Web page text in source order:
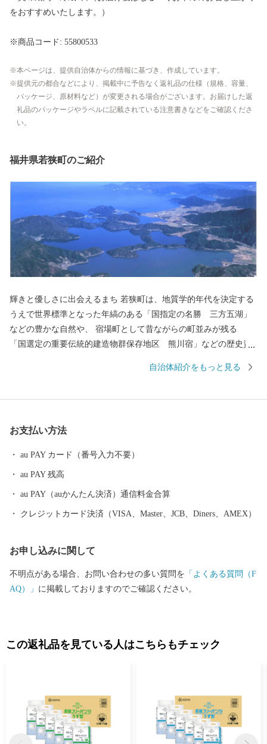
をおすすめいたします。）
※商品コード: 55800533
本ページは、提供自治体からの情報に基づき、作成しています。
提供元の都合などにより、掲載中に予告なく返礼品の仕様（規格、容量、
パッケージ、原材料など）が変更される場合がございます。お届けした返
礼品のパッケージやラベルに記載されている注意書きなどをご確認くださ
い。
福井県若狭町のご紹介
輝きと優しさに出会えるまち 若狭町は、地質学的年代を決定する
うえで世界標準となった年縞のある「国指定の名勝 三方五湖」
などの豊かな自然や、 宿場町として昔ながらの町並みが残る
「国選定の重要伝統的建造物群保存地区 熊川宿」などの歴史資
然・歴史の保全と活用に取り組むために、若狭町に想いを寄せて
自治体紹介をもっと見る
お支払い方法
au PAY カード（番号入力不要）
au PAY 残高
au PAY（auかんたん決済）通信料金合算
クレジットカード決済（VISA、Master、JCB、Diners、AMEX）
お申し込みに関して
不明点がある場合、お問い合わせの多い質問を 「よくある質問（F
AQ）」 に掲載しておりますのでご確認ください。
この返礼品を見ている人はこちらもチェック